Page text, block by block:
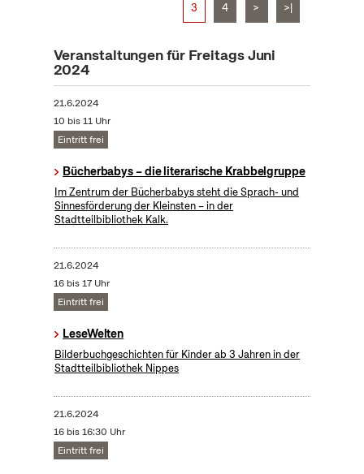
3 4 > >|
Veranstaltungen für Freitags Juni
2024
21.6.2024
10 bis 11 Uhr
Eintritt frei
Bücherbabys – die literarische Krabbelgruppe
Im Zentrum der Bücherbabys steht die Sprach- und
Sinnesförderung der Kleinsten – in der
Stadtteilbibliothek Kalk.
21.6.2024
16 bis 17 Uhr
Eintritt frei
LeseWelten
Bilderbuchgeschichten für Kinder ab 3 Jahren in der
Stadtteilbibliothek Nippes
21.6.2024
16 bis 16:30 Uhr
Eintritt frei